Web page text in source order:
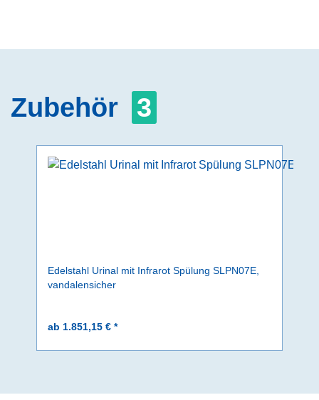
Zubehör 3
Edelstahl Urinal mit Infrarot Spülung SLPN07E,
vandalensicher
ab 1.851,15 € *